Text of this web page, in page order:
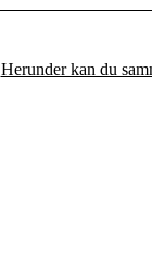
Herunder kan du